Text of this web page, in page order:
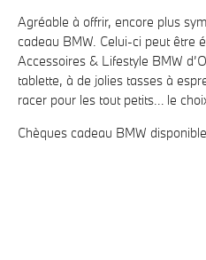
Agréable à offrir, encore plus
cadeau BMW. Celui-ci peut être
Accessoires & Lifestyle BMW
tablette, à de jolies tasses à
racer pour les tout petits… le
Chèques cadeau BMW